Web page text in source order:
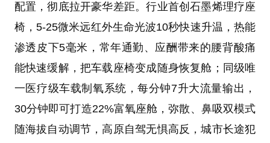
配置，彻底拉开豪华差距。行业首创石墨烯理疗座
椅，5-25微米远红外生命光波10秒快速升温，热能
渗透皮下5毫米，常年通勤、应酬带来的腰背酸痛
能快速缓解，把车载座椅变成随身恢复舱；同级唯
一医疗级车载制氧系统，每分钟7升大流量输出，
30分钟即可打造22%富氧座舱，弥散、鼻吸双模式
随海拔自动调节，高原自驾无惧高反，城市长途犯